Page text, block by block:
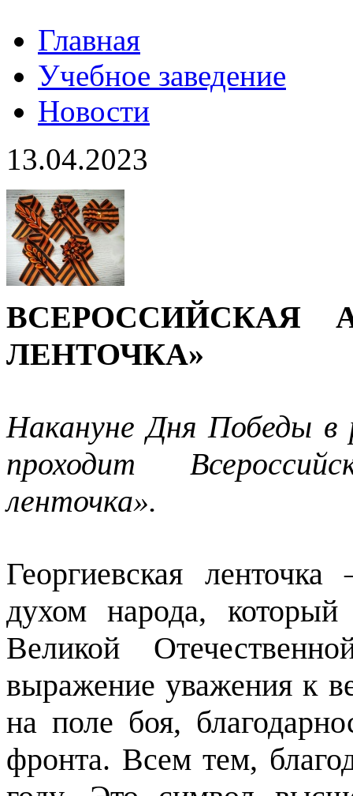
Главная
Учебное заведение
Новости
13.04.2023
ВСЕРОССИЙСКАЯ
ЛЕНТОЧКА»
Накануне Дня Победы в
проходит
ленточка».
Георгиевская
духом народа,
Великой
выражение уважения к
на поле боя,
фронта. Всем тем,